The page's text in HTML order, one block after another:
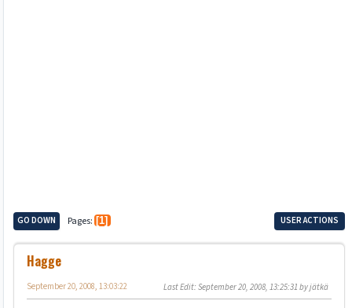
GO DOWN Pages 1 USER ACTIONS
Hagge
September 20, 2008, 13:03:22 Last Edit: September 20, 2008, 13:25:31 by jätkä